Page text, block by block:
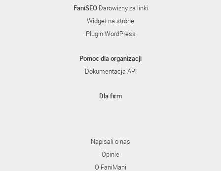
FaniSEODarowizny za linki
Widget na stronę
Plugin WordPress
Pomoc dla organizacji
Dokumentacja API
Dla firm
Napisali o nas
Opinie
O FaniMani